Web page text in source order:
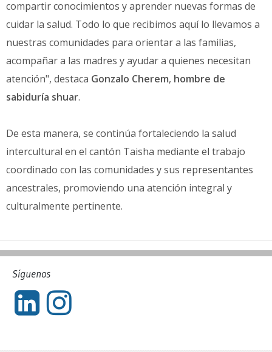
compartir conocimientos y aprender nuevas formas de
cuidar la salud. Todo lo que recibimos aquí lo llevamos a
nuestras comunidades para orientar a las familias,
acompañar a las madres y ayudar a quienes necesitan
atención", destaca Gonzalo Cherem, hombre de
sabiduría shuar.
De esta manera, se continúa fortaleciendo la salud
intercultural en el cantón Taisha mediante el trabajo
coordinado con las comunidades y sus representantes
ancestrales, promoviendo una atención integral y
culturalmente pertinente.
Síguenos